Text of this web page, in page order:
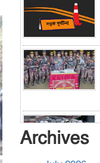
Archives